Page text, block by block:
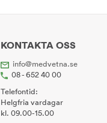
KONTAKTA OSS
info@medvetna.se
08 - 652 40 00
Telefontid:
Helgfria vardagar
kl. 09.00-15.00